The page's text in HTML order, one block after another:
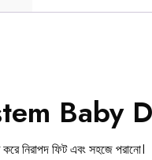
Baby
নিরাপদ ফিট এবং সহজে পরানো।